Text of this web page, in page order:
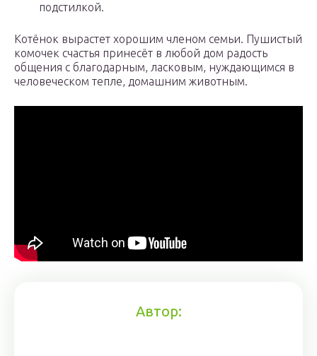
подстилкой.
Котёнок вырастет хорошим членом семьи. Пушистый
комочек счастья принесёт в любой дом радость
общения с благодарным, ласковым, нуждающимся в
человеческом тепле, домашним животным.
Автор: